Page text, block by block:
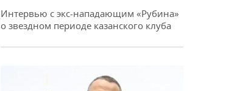
Интервью с экс-нападающим «Рубина»
о звездном периоде казанского клуба